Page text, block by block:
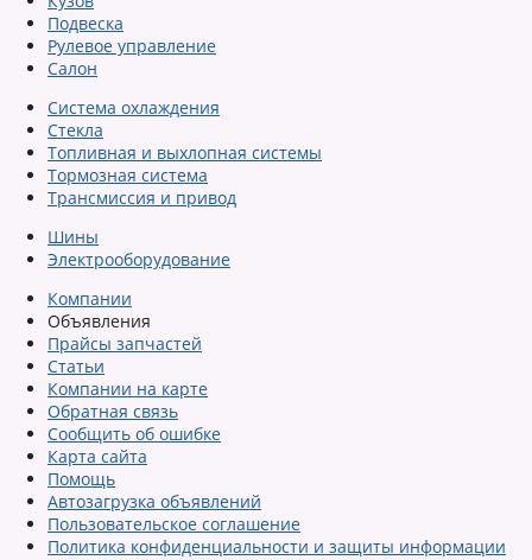
Подвеска
Рулевое управление
Салон
Система охлаждения
Стекла
Топливная и выхлопная системы
Тормозная система
Трансмиссия и привод
Шины
Электрооборудование
Компании
Объявления
Прайсы запчастей
Статьи
Компании на карте
Обратная связь
Сообщить об ошибке
Карта сайта
Помощь
Автозагрузка объявлений
Пользовательское соглашение
Политика конфиденциальности и защиты информации